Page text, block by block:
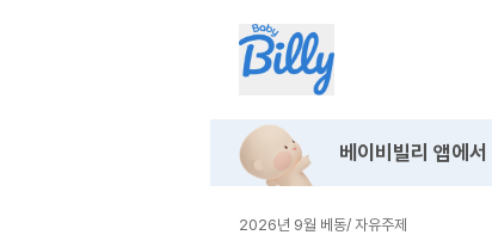
베이비빌리 앱에서
2026년 9월 베동/ 자유주제